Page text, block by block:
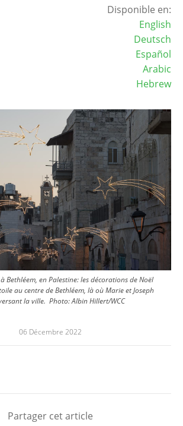
Disponible en:
English
Deutsch
Español
Arabic
Hebrew
Bethléem, en Palestine: les décorations de Noël
au centre de Bethléem, là où Marie et Joseph
la ville. Photo:Albin Hillert/WCC
06 Décembre 2022
Partager cet article